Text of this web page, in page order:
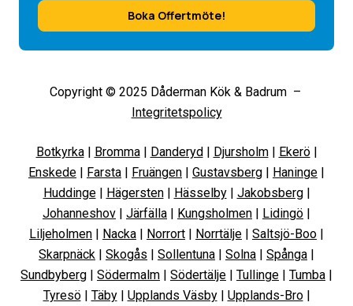
Boka Offertmöte!
Copyright © 2025 Dåderman Kök & Badrum –
Integritetspolicy
Botkyrka| Bromma| Danderyd Djursholm| Ekerö|
Enskede
Farsta Fruängen Gustavsberg Haninge
Huddinge| Hägersten| Hässelby| Jakobsberg|
Johanneshov
Järfälla Kungsholmen Lidingö
Liljeholmen
Nacka Norrort Norrtälje Saltsjö-Boo
Skarpnäck
Skogås Sollentuna Solna Spånga
Sundbyberg
Södermalm Södertälje Tullinge Tumba
Tyresö| Täby| Upplands Väsby| Upplands-Bro|